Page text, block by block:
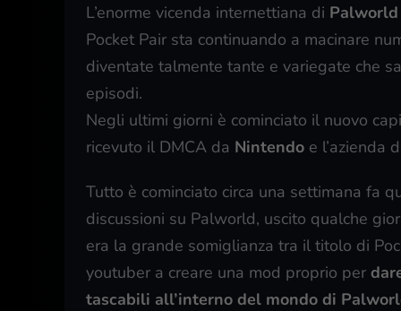
L’enorme vicenda internettiana di Palworld
Pocket Pair sta continuando a macinare
diventate talmente tante e variegate che
episodi.
Negli ultimi giorni è cominciato il nuovo
ricevuto il DMCA da Nintendo e l’azienda
Tutto è cominciato circa una settimana fa
discussioni su Palworld, uscito qualche
era la grande somiglianza tra il titolo di
youtuber a creare una mod proprio per
tascabili all’interno del mondo di